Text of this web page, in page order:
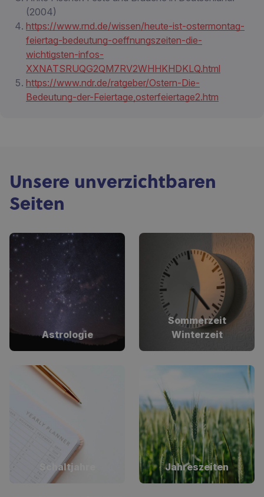
(2004)
https://www.rnd.de/wissen/heute-ist-ostermontag-
feiertag-bedeutung-oeffnungszeiten-die-
wichtigsten-infos-
XXNATSRUQG2QM7RV2WHHKHDKLQ.html
https://www.ndr.de/ratgeber/Ostern-Die-
Bedeutung-der-Feiertage,osterfeiertage2.htm
Unsere unverzichtbaren
Seiten
Astrologie
Sommerzeit
Winterzeit
Schaltjahre Jahreszeiten